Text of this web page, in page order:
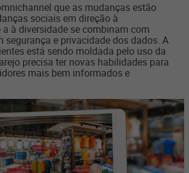
que as mudanças estão
sociais em direção à
à diversidade se combinam com
segurança e privacidade dos dados. A
está sendo moldada pelo uso da
precisa ter novas habilidades para
mais bem informados e